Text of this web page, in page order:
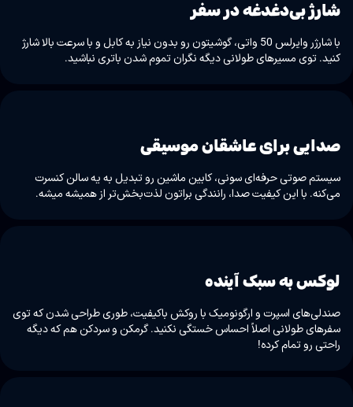
شارژ بی‌دغدغه در سفر
با شارژر وایرلس 50 واتی، گوشیتون رو بدون نیاز به کابل و با سرعت بالا شارژ
کنید. توی مسیرهای طولانی دیگه نگران تموم شدن باتری نباشید.
صدایی برای عاشقان موسیقی
سیستم صوتی حرفه‌ای سونی، کابین ماشین رو تبدیل به یه سالن کنسرت
می‌کنه. با این کیفیت صدا، رانندگی براتون لذت‌بخش‌تر از همیشه میشه.
لوکس به سبک آینده
صندلی‌های اسپرت و ارگونومیک با روکش باکیفیت، طوری طراحی شدن که توی
سفرهای طولانی اصلاً احساس خستگی نکنید. گرمکن و سردکن هم که دیگه
راحتی رو تمام کرده!